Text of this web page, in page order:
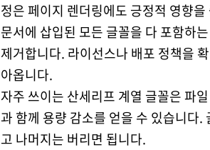
정은 페이지 렌더링에도 긍정적 영향을
문서에 삽입된 모든 글꼴을 다 포함하
제거합니다. 라이선스나 배포 정책을
아옵니다.
자주 쓰이는 산세리프 계열 글꼴은 파
과 함께 용량 감소를 얻을 수 있습니다
고 나머지는 버리면 됩니다.